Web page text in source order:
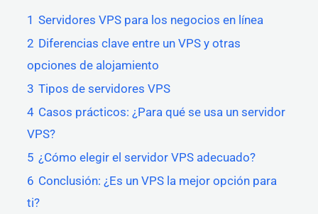
1 Servidores VPS para los negocios en línea
2 Diferencias clave entre un VPS y otras
opciones de alojamiento
3 Tipos de servidores VPS
4 Casos prácticos: ¿Para qué se usa un servidor
VPS?
5 ¿Cómo elegir el servidor VPS adecuado?
6 Conclusión: ¿Es un VPS la mejor opción para
ti?